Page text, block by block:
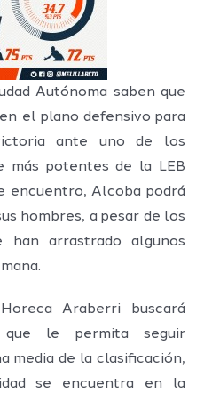
Autónoma saben que
el plano defensivo para
ante uno de los
más potentes de la LEB
encuentro, Alcoba podrá
hombres, a pesar de los
han arrastrado algunos
Araberri buscará
le permita seguir
media de la clasificación,
se encuentra en la